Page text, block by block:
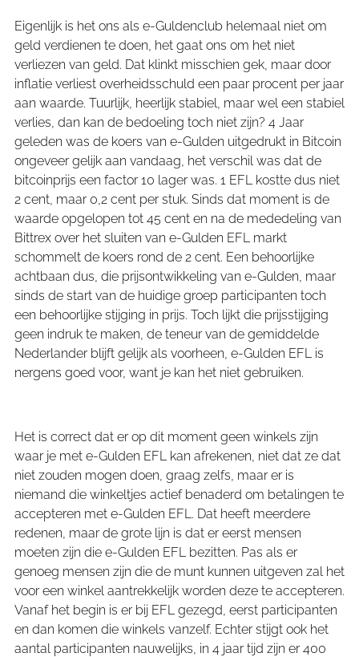
Eigenlijk is het ons als e-Guldenclub helemaal niet om
geld verdienen te doen, het gaat ons om het niet
verliezen van geld. Dat klinkt misschien gek, maar door
inflatie verliest overheidsschuld een paar procent per jaar
aan waarde. Tuurlijk, heerlijk stabiel, maar wel een stabiel
verlies, dan kan de bedoeling toch niet zijn? 4 Jaar
geleden was de koers van e-Gulden uitgedrukt in Bitcoin
ongeveer gelijk aan vandaag, het verschil was dat de
bitcoinprijs een factor 10 lager was. 1 EFL kostte dus niet
2 cent, maar 0,2 cent per stuk. Sinds dat moment is de
waarde opgelopen tot 45 cent en na de mededeling van
Bittrex over het sluiten van e-Gulden EFL markt
schommelt de koers rond de 2 cent. Een behoorlijke
achtbaan dus, die prijsontwikkeling van e-Gulden, maar
sinds de start van de huidige groep participanten toch
een behoorlijke stijging in prijs. Toch lijkt die prijsstijging
geen indruk te maken, de teneur van de gemiddelde
Nederlander blijft gelijk als voorheen, e-Gulden EFL is
nergens goed voor, want je kan het niet gebruiken.
Het is correct dat er op dit moment geen winkels zijn
waar je met e-Gulden EFL kan afrekenen, niet dat ze dat
niet zouden mogen doen, graag zelfs, maar er is
niemand die winkeltjes actief benaderd om betalingen te
accepteren met e-Gulden EFL. Dat heeft meerdere
redenen, maar de grote lijn is dat er eerst mensen
moeten zijn die e-Gulden EFL bezitten. Pas als er
genoeg mensen zijn die de munt kunnen uitgeven zal het
voor een winkel aantrekkelijk worden deze te accepteren.
Vanaf het begin is er bij EFL gezegd, eerst participanten
en dan komen die winkels vanzelf. Echter stijgt ook het
aantal participanten nauwelijks, in 4 jaar tijd zijn er 400